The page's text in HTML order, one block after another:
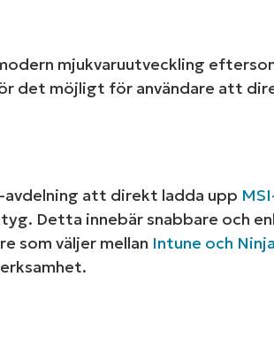
mjukvaruutveckling
det möjligt för användare att
att direkt ladda upp
Detta innebär snabbare och
som väljer mellan Intune och